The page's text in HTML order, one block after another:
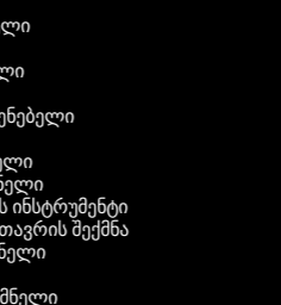
შექმნა